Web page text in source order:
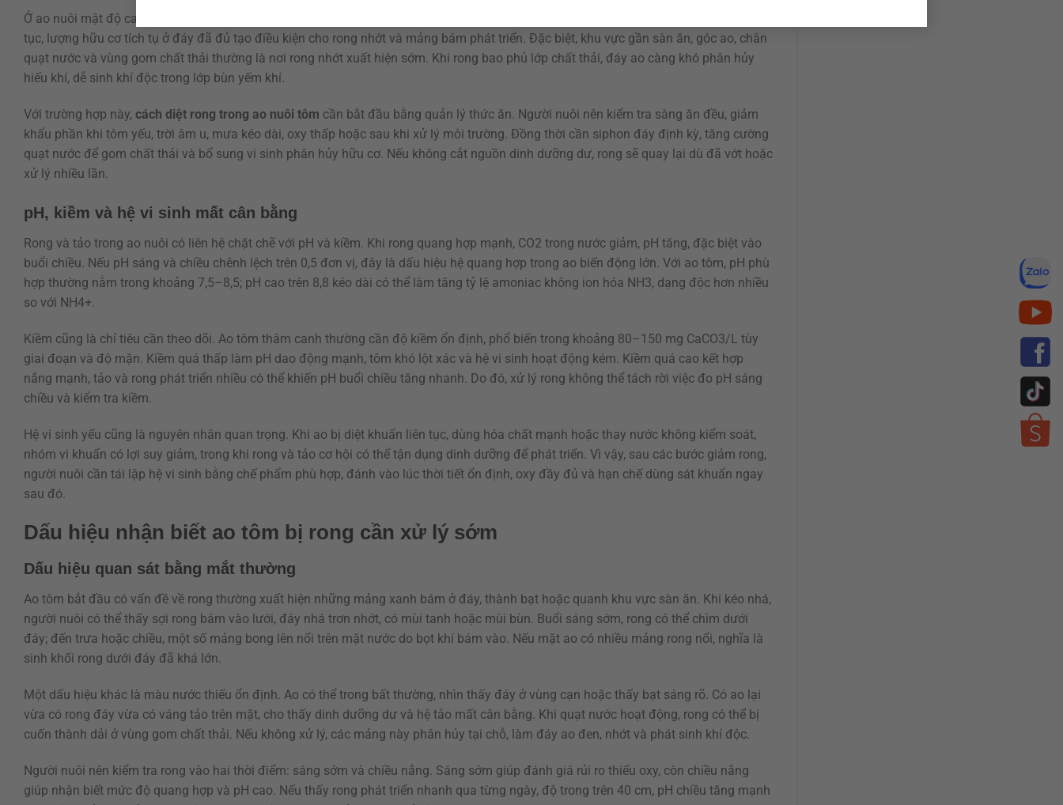
Ở ao nuôi mật độ cao, hệ số chuyển đổi thức ăn và lượng chất thải đưa vào ao rất lớn. Chỉ cần cho ăn dư 5–10% trong nhiều ngày liên
tục, lượng hữu cơ tích tụ ở đáy đã đủ tạo điều kiện cho rong nhớt và mảng bám phát triển. Đặc biệt, khu vực gần sàn ăn, góc ao, chân
quạt nước và vùng gom chất thải thường là nơi rong nhớt xuất hiện sớm. Khi rong bao phủ lớp chất thải, đáy ao càng khó phân hủy
hiếu khí, dễ sinh khí độc trong lớp bùn yếm khí.
Với trường hợp này, cách diệt rong trong ao nuôi tôm cần bắt đầu bằng quản lý thức ăn. Người nuôi nên kiểm tra sàng ăn đều, giảm
khẩu phần khi tôm yếu, trời âm u, mưa kéo dài, oxy thấp hoặc sau khi xử lý môi trường. Đồng thời cần siphon đáy định kỳ, tăng cường
quạt nước để gom chất thải và bổ sung vi sinh phân hủy hữu cơ. Nếu không cắt nguồn dinh dưỡng dư, rong sẽ quay lại dù đã vớt hoặc
xử lý nhiều lần.
pH, kiềm và hệ vi sinh mất cân bằng
Rong và tảo trong ao nuôi có liên hệ chặt chẽ với pH và kiềm. Khi rong quang hợp mạnh, CO2 trong nước giảm, pH tăng, đặc biệt vào
buổi chiều. Nếu pH sáng và chiều chênh lệch trên 0,5 đơn vị, đây là dấu hiệu hệ quang hợp trong ao biến động lớn. Với ao tôm, pH phù
hợp thường nằm trong khoảng 7,5–8,5; pH cao trên 8,8 kéo dài có thể làm tăng tỷ lệ amoniac không ion hóa NH3, dạng độc hơn nhiều
so với NH4+.
Kiềm cũng là chỉ tiêu cần theo dõi. Ao tôm thâm canh thường cần độ kiềm ổn định, phổ biến trong khoảng 80–150 mg CaCO3/L tùy
giai đoạn và độ mặn. Kiềm quá thấp làm pH dao động mạnh, tôm khó lột xác và hệ vi sinh hoạt động kém. Kiềm quá cao kết hợp
nắng mạnh, tảo và rong phát triển nhiều có thể khiến pH buổi chiều tăng nhanh. Do đó, xử lý rong không thể tách rời việc đo pH sáng
chiều và kiểm tra kiềm.
Hệ vi sinh yếu cũng là nguyên nhân quan trọng. Khi ao bị diệt khuẩn liên tục, dùng hóa chất mạnh hoặc thay nước không kiểm soát,
nhóm vi khuẩn có lợi suy giảm, trong khi rong và tảo cơ hội có thể tận dụng dinh dưỡng để phát triển. Vì vậy, sau các bước giảm rong,
người nuôi cần tái lập hệ vi sinh bằng chế phẩm phù hợp, đánh vào lúc thời tiết ổn định, oxy đầy đủ và hạn chế dùng sát khuẩn ngay
sau đó.
Dấu hiệu nhận biết ao tôm bị rong cần xử lý sớm
Dấu hiệu quan sát bằng mắt thường
Ao tôm bắt đầu có vấn đề về rong thường xuất hiện những mảng xanh bám ở đáy, thành bạt hoặc quanh khu vực sàn ăn. Khi kéo nhá,
người nuôi có thể thấy sợi rong bám vào lưới, đáy nhá trơn nhớt, có mùi tanh hoặc mùi bùn. Buổi sáng sớm, rong có thể chìm dưới
đáy; đến trưa hoặc chiều, một số mảng bong lên nổi trên mặt nước do bọt khí bám vào. Nếu mặt ao có nhiều mảng rong nổi, nghĩa là
sinh khối rong dưới đáy đã khá lớn.
Một dấu hiệu khác là màu nước thiếu ổn định. Ao có thể trong bất thường, nhìn thấy đáy ở vùng cạn hoặc thấy bạt sáng rõ. Có ao lại
vừa có rong đáy vừa có váng tảo trên mặt, cho thấy dinh dưỡng dư và hệ tảo mất cân bằng. Khi quạt nước hoạt động, rong có thể bị
cuốn thành dải ở vùng gom chất thải. Nếu không xử lý, các mảng này phân hủy tại chỗ, làm đáy ao đen, nhớt và phát sinh khí độc.
Người nuôi nên kiểm tra rong vào hai thời điểm: sáng sớm và chiều nắng. Sáng sớm giúp đánh giá rủi ro thiếu oxy, còn chiều nắng
giúp nhận biết mức độ quang hợp và pH cao. Nếu thấy rong phát triển nhanh qua từng ngày, độ trong trên 40 cm, pH chiều tăng mạnh